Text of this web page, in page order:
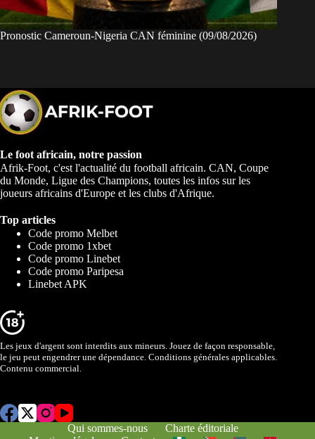
Pronostic Cameroun-Nigeria CAN féminine (09/08/2026)
Le foot africain, notre passion
Afrik-Foot, c'est l'actualité du football africain. CAN, Coupe
du Monde, Ligue des Champions, toutes les infos sur les
joueurs africains d'Europe et les clubs d'Afrique.
Top articles
Code promo Melbet
Code promo 1xbet
Code promo Linebet
Code promo Paripesa
Linebet APK
Les jeux d'argent sont interdits aux mineurs. Jouez de façon responsable,
le jeu peut engendrer une dépendance. Conditions générales applicables.
Contenu commercial.
Qui sommes-nous
Charte éditoriale